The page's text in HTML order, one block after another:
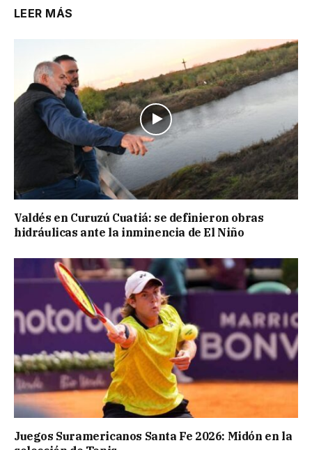
LEER MÁS
Valdés en Curuzú Cuatiá: se definieron obras
hidráulicas ante la inminencia de El Niño
Juegos Suramericanos Santa Fe 2026: Midón en la